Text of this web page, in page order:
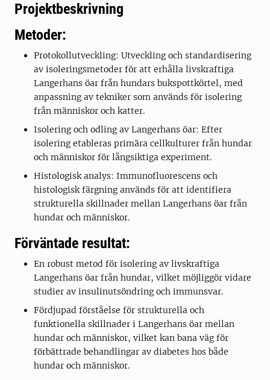
Projektbeskrivning
Metoder:
Protokollutveckling: Utveckling och standardisering
av isoleringsmetoder för att erhålla livskraftiga
Langerhans öar från hundars bukspottkörtel, med
anpassning av tekniker som används för isolering
från människor och katter.
Isolering och odling av Langerhans öar: Efter
isolering etableras primära cellkulturer från hundar
och människor för långsiktiga experiment.
Histologisk analys: Immunofluorescens och
histologisk färgning används för att identifiera
strukturella skillnader mellan Langerhans öar från
hundar och människor.
Förväntade resultat:
En robust metod för isolering av livskraftiga
Langerhans öar från hundar, vilket möjliggör vidare
studier av insulinutsöndring och immunsvar.
Fördjupad förståelse för strukturella och
funktionella skillnader i Langerhans öar mellan
hundar och människor, vilket kan bana väg för
förbättrade behandlingar av diabetes hos både
hundar och människor.